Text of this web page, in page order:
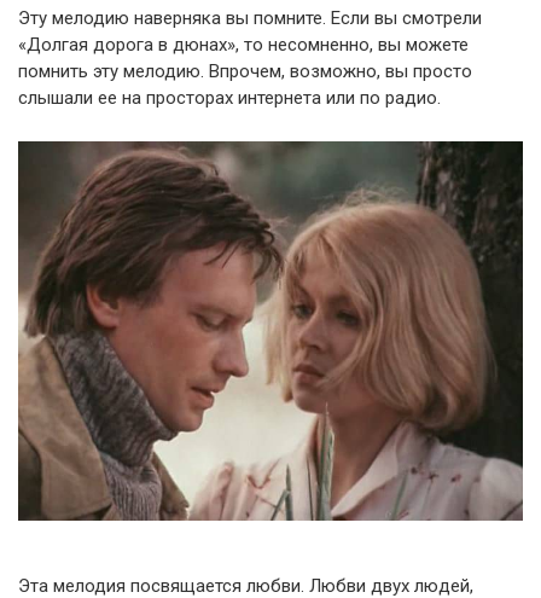
Эту мелодию наверняка вы помните. Если вы смотрели
«Долгая дорога в дюнах», то несомненно, вы можете
помнить эту мелодию. Впрочем, возможно, вы просто
слышали ее на просторах интернета или по радио.
Эта мелодия посвящается любви. Любви двух людей,